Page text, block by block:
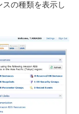
の種類を表示し